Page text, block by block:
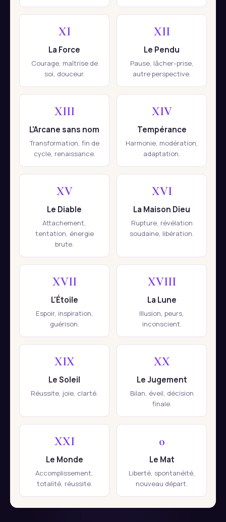
XI
La Force
Courage, maîtrise de
soi, douceur.
XII
Le Pendu
Pause, lâcher-prise,
autre perspective.
XIII
L'Arcane sans nom
Transformation, fin de
cycle, renaissance.
XIV
Tempérance
Harmonie, modération,
adaptation.
XV
Le Diable
Attachement,
tentation, énergie
brute.
XVI
La Maison Dieu
Rupture, révélation
soudaine, libération.
XVII
L'Étoile
Espoir, inspiration,
guérison.
XVIII
La Lune
Illusion, peurs,
inconscient.
XIX
Le Soleil
Réussite, joie, clarté.
XX
Le Jugement
Bilan, éveil, décision
finale.
XXI
Le Monde
Accomplissement,
totalité, réussite.
0
Le Mat
Liberté, spontanéité,
nouveau départ.